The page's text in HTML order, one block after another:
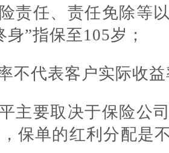
责任、责任免除等
”指保至105岁；
不代表客户实际收
主要取决于保险公
保单的红利分配是